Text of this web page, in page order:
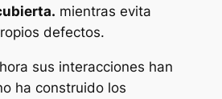
mientras evita
defectos.
sus interacciones han
ha construido los